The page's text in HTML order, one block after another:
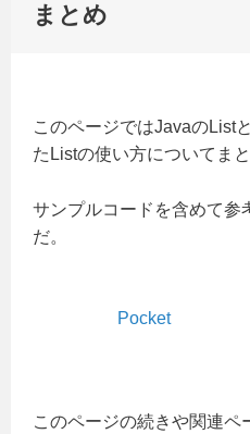
まとめ
このページではJavaのList
たListの使い方についてまと
サンプルコードを含めて参
だ。
Pocket
このページの続きや関連